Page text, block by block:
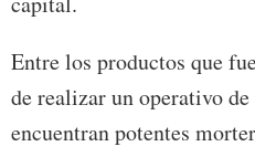
Entre los productos que
de realizar un operativo
encuentran potentes